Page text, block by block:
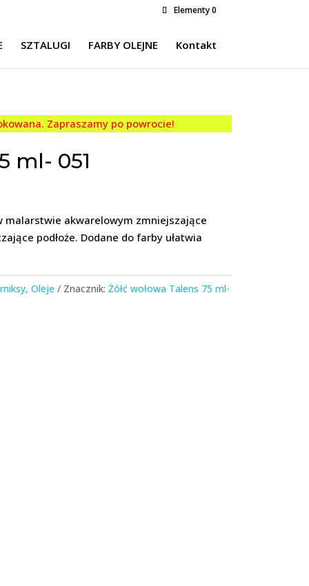
Elementy 0
SZTALUGI FARBY OLEJNE Kontakt
Zapraszamy po powrocie!
ml- 051
malarstwie akwarelowym zmniejszające
podłoże. Dodane do farby ułatwia
Oleje Znacznik:Żółć wołowa Talens 75 ml-